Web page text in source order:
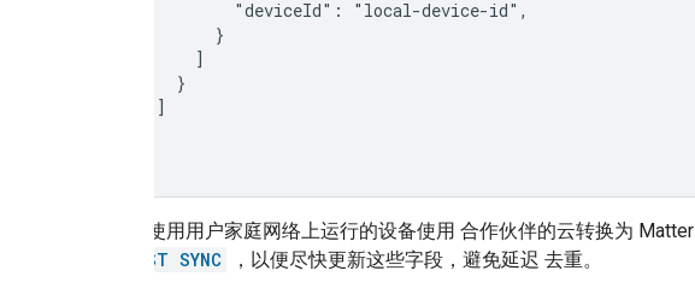
            "deviceId": "local-device-id",
          }
        ]
      }
    ]
当之前使用用户家庭网络上运行的设备使用 合作伙伴的云转换为 Matter
REQUEST SYNC
，以便尽快更新这些字段，避免延迟 去重。